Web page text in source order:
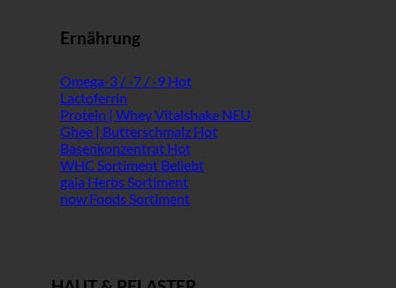
Ernährung
Omega-3 / -7 / -9
Lactoferrin
Protein | Whey Vitalshake
Ghee | Butterschmalz
Basenkonzentrat
WHC Sortiment
gaia Herbs Sortiment
now Foods Sortiment